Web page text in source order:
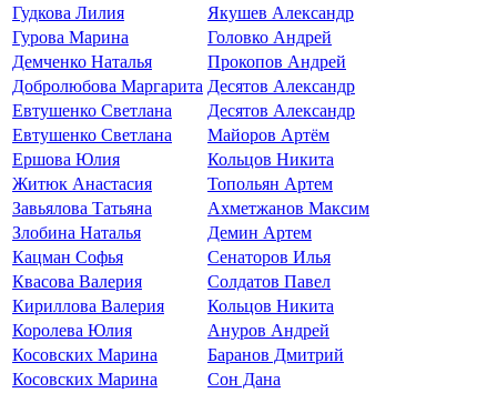
Гудкова Лилия
Якушев Александр
Гурова Марина
Головко Андрей
Демченко Наталья
Прокопов Андрей
Добролюбова Маргарита Десятов Александр
Евтушенко Светлана
Десятов Александр
Евтушенко Светлана
Майоров Артём
Ершова Юлия
Кольцов Никита
Житюк Анастасия
Топольян Артем
Завьялова Татьяна
Ахметжанов Максим
Злобина Наталья
Демин Артем
Кацман Софья
Сенаторов Илья
Квасова Валерия
Солдатов Павел
Кириллова Валерия
Кольцов Никита
Королева Юлия
Ануров Андрей
Косовских Марина
Баранов Дмитрий
Косовских Марина
Сон Дана